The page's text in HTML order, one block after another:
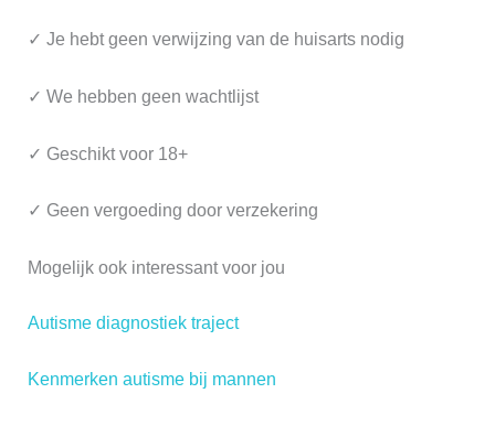
✓ Je hebt geen verwijzing van de huisarts nodig
✓ We hebben geen wachtlijst
✓ Geschikt voor 18+
✓ Geen vergoeding door verzekering
Mogelijk ook interessant voor jou
Autisme diagnostiek traject
Kenmerken autisme bij mannen